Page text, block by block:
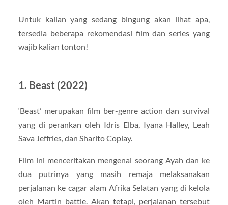
Untuk kalian yang sedang bingung akan lihat apa,
tersedia beberapa rekomendasi film dan series yang
wajib kalian tonton!
1. Beast (2022)
‘Beast’ merupakan film ber-genre action dan survival
yang di perankan oleh Idris Elba, Iyana Halley, Leah
Sava Jeffries, dan Sharlto Coplay.
Film ini menceritakan mengenai seorang Ayah dan ke
dua putrinya yang masih remaja melaksanakan
perjalanan ke cagar alam Afrika Selatan yang di kelola
oleh Martin battle. Akan tetapi, perjalanan tersebut